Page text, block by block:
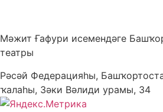
Мәжит Ғафури исемендәге
театры
Рәсәй Федерацияһы,
ҡалаһы, Зәки Вәлиди урамы, 34